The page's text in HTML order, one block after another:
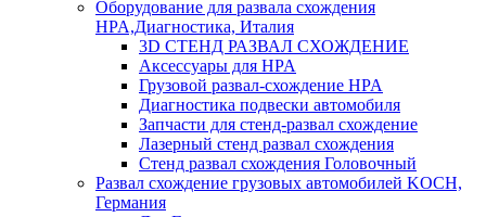
Оборудование для развала схождения
HPA,Диагностика, Италия
3D СТЕНД РАЗВАЛ СХОЖДЕНИЕ
Аксессуары для HPA
Грузовой развал-схождение HPA
Диагностика подвески автомобиля
Запчасти для стенд-развал схождение
Лазерный стенд развал схождения
Стенд развал схождения Головочный
Развал схождение грузовых автомобилей KOCH,
Германия